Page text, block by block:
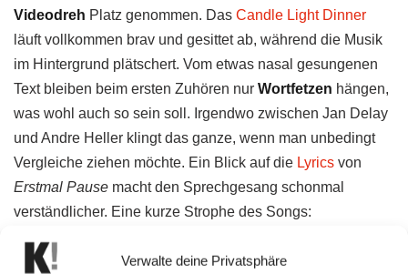
Verwalte deine Privatsphäre
Videodreh Platz genommen. Das Candle Light Dinner
läuft vollkommen brav und gesittet ab, während die Musik
im Hintergrund plätschert. Vom etwas nasal gesungenen
Text bleiben beim ersten Zuhören nur Wortfetzen hängen,
was wohl auch so sein soll. Irgendwo zwischen Jan Delay
und Andre Heller klingt das ganze, wenn man unbedingt
Vergleiche ziehen möchte. Ein Blick auf die Lyrics von
Erstmal Pause macht den Sprechgesang schonmal
verständlicher. Eine kurze Strophe des Songs:
Begehre nichts und nehme alles